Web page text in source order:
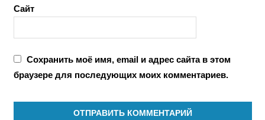
Сайт
Сохранить моё имя, email и адрес сайта в этом
браузере для последующих моих комментариев.